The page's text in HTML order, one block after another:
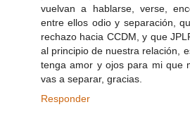
vuelvan a hablarse, verse,
entre ellos odio y separación,
rechazo hacia CCDM, y que
al principio de nuestra relación,
tenga amor y ojos para mi que
vas a separar, gracias.
Responder